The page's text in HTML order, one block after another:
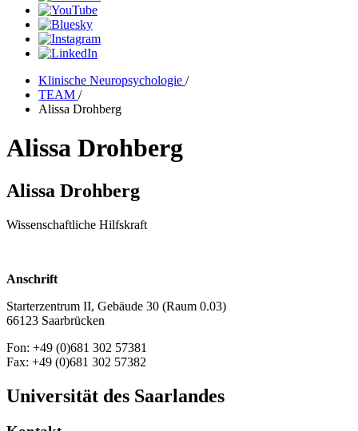
Klinische Neuropsychologie /
TEAM /
Alissa Drohberg
Alissa Drohberg
Alissa Drohberg
Wissenschaftliche Hilfskraft
Anschrift
Starterzentrum II, Gebäude 30 (Raum 0.03)
66123 Saarbrücken
Fon: +49 (0)681 302 57381
Fax: +49 (0)681 302 57382
Universität des Saarlandes